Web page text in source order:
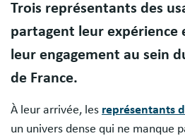
Trois représentants des
partagent leur expérience
leur engagement au sein
de France.
À leur arrivée, les représentants
un univers dense qui ne manque